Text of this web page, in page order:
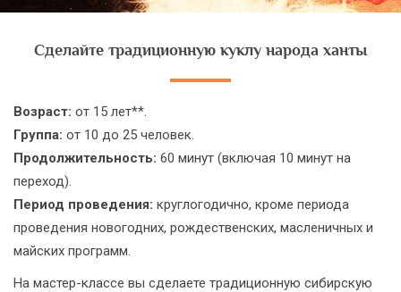
Сделайте традиционную куклу народа ханты
Возраст: от 15 лет**.
Группа: от 10 до 25 человек.
Продолжительность: 60 минут (включая 10 минут на
переход).
Период проведения: круглогодично, кроме периода
проведения новогодних, рождественских, масленичных и
майских программ.
На мастер-классе вы сделаете традиционную сибирскую